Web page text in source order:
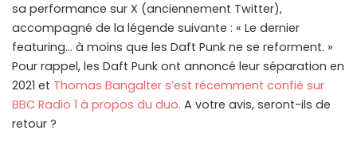
sa performance sur X (anciennement Twitter),
accompagné de la légende suivante : « Le dernier
featuring… à moins que les Daft Punk ne se reforment. »
Pour rappel, les Daft Punk ont annoncé leur séparation en
2021 et Thomas Bangalter s’est récemment confié sur
BBC Radio 1 à propos du duo. A votre avis, seront-ils de
retour ?